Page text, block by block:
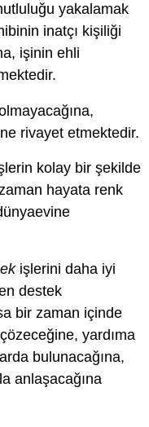
yakalamak
inatçı kişiliği
işinin ehli
rivayet etmektedir.
kolay bir şekilde
hayata renk
işlerini daha iyi
destek
bir zaman içinde
yardıma
bulunacağına,
anlaşacağına